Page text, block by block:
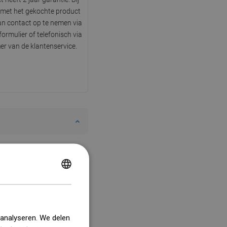
het gekochte product
contact op te nemen via
of telefonisch via
van de klantenservice.
We delen